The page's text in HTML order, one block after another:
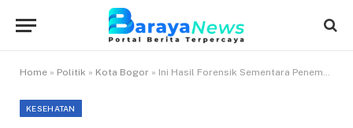
Home » Politik » Kota Bogor » Ini Hasil Forensik Sementara Penemuan Tengkorak di Kabupaten Bogor
KESEHATAN